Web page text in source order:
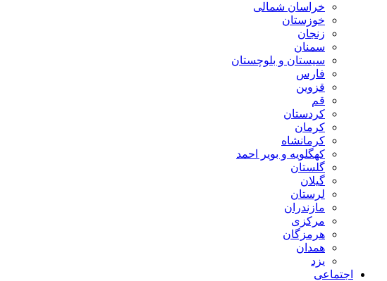
خراسان شمالی
خوزستان
زنجان
سمنان
سیستان و بلوچستان
فارس
قزوین
قم
کردستان
کرمان
کرمانشاه
کهگلویه و بویر احمد
گلستان
گیلان
لرستان
مازندران
مرکزی
هرمزگان
همدان
یزد
اجتماعی